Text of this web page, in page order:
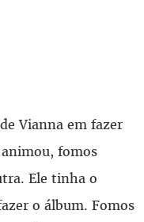
Vianna em fazer
animou, fomos
Ele tinha o
o álbum. Fomos